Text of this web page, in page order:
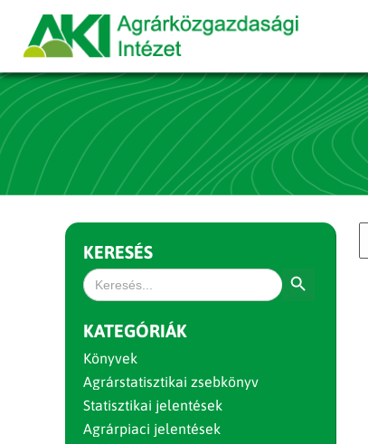
KERESÉS
Search
for:
KATEGÓRIÁK
Könyvek
Agrárstatisztikai zsebkönyv
Statisztikai jelentések
Agrárpiaci jelentések